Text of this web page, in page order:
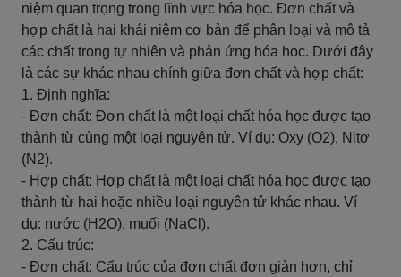
niệm quan trọng trong lĩnh vực hóa học. Đơn chất và
hợp chất là hai khái niệm cơ bản để phân loại và mô tả
các chất trong tự nhiên và phản ứng hóa học. Dưới đây
là các sự khác nhau chính giữa đơn chất và hợp chất:
1. Định nghĩa:
- Đơn chất: Đơn chất là một loại chất hóa học được tạo
thành từ cùng một loại nguyên tử. Ví dụ: Oxy (O2), Nitơ
(N2).
- Hợp chất: Hợp chất là một loại chất hóa học được tạo
thành từ hai hoặc nhiều loại nguyên tử khác nhau. Ví
dụ: nước (H2O), muối (NaCl).
2. Cấu trúc:
- Đơn chất: Cấu trúc của đơn chất đơn giản hơn, chỉ